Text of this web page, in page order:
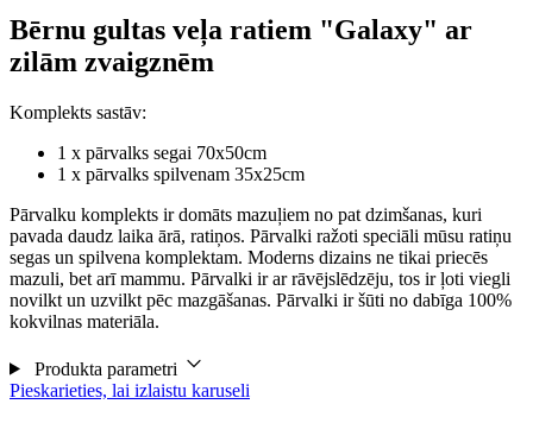
Bērnu gultas veļa ratiem "Galaxy" ar
zilām zvaigznēm
Komplekts sastāv:
1 x pārvalks segai 70x50cm
1 x pārvalks spilvenam 35x25cm
Pārvalku komplekts ir domāts mazuļiem no pat dzimšanas, kuri
pavada daudz laika ārā, ratiņos. Pārvalki ražoti speciāli mūsu ratiņu
segas un spilvena komplektam. Moderns dizains ne tikai priecēs
mazuli, bet arī mammu. Pārvalki ir ar rāvējslēdzēju, tos ir ļoti viegli
novilkt un uzvilkt pēc mazgāšanas. Pārvalki ir šūti no dabīga 100%
kokvilnas materiāla.
Produkta parametri
Pieskarieties, lai izlaistu karuseli